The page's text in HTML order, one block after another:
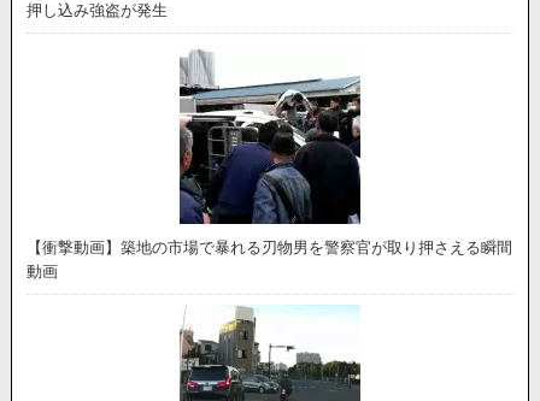
押し込み強盗が発生
【衝撃動画】築地の市場で暴れる刃物男を警察官が取り押さえる瞬間
動画